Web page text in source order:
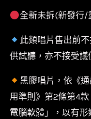
全新未拆(新發行/
此類唱片售出前
供試聽，亦不接受議
黑膠唱片，依《
用準則》第2條第4
電腦軟體」，以有